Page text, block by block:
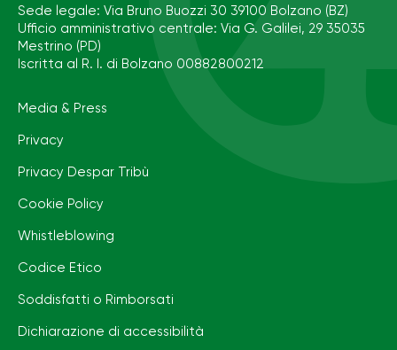
Sede legale: Via Bruno Buozzi 30 39100 Bolzano (BZ)
Ufficio amministrativo centrale: Via G. Galilei, 29 35035
Mestrino (PD)
Iscritta al R. I. di Bolzano 00882800212
Media & Press
Privacy
Privacy Despar Tribù
Cookie Policy
Whistleblowing
Codice Etico
Soddisfatti o Rimborsati
Dichiarazione di accessibilità